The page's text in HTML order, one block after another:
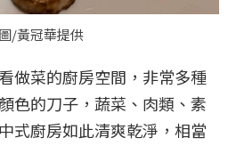
/黃冠華提供
做菜的廚房空間，非常多種
色的刀子，蔬菜、肉類、素
式廚房如此清爽乾淨，相當